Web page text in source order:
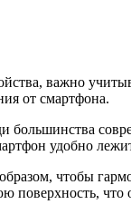
важно
от смартфона.
большинства
удобно
чтобы